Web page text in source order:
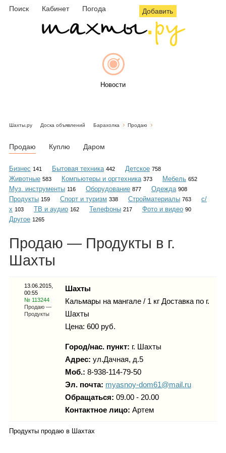
Поиск Кабинет Погода Добавить
Новости
Объявления
Гороскоп
Карты
Шахты.ру Доска объявлений Барахолка Продаю
Продаю Куплю Даром
Бизнес 141 Бытовая техника 442 Детское 758
Животные 583 Компьютеры и оргтехника 373 Мебель 652
Муз. инструменты 116 Оборудование 877 Одежда 908
Продукты 159 Спорт и туризм 338 Стройматериалы 763
с/
х 103 ТВ и аудио 162 Телефоны 217 Фото и видео 90
Другое 1265
Продаю — Продукты в г.
Шахты
13.06.2015,
00:55
№ 113244
Продаю —
Продукты
Шахты
Кальмары на мангале / 1 кг Доставка по г.
Шахты
Цена: 600 руб.
Город/нас. пункт: г. Шахты
Адрес: ул.Дачная, д.5
Моб.: 8-938-114-79-50
Эл. почта: myasnoy-dom61@mail.ru
Обращаться: 09.00 - 20.00
Контактное лицо: Артем
Продукты продаю в Шахтах